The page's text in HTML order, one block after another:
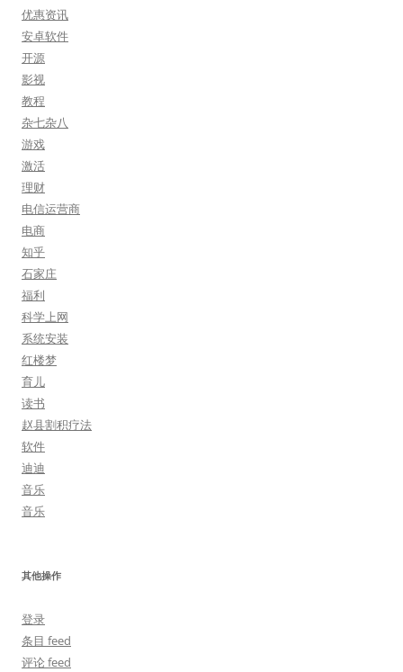
优惠资讯
安卓软件
开源
影视
教程
杂七杂八
游戏
激活
理财
电信运营商
电商
知乎
石家庄
福利
科学上网
系统安装
红楼梦
育儿
读书
赵县割积疗法
软件
迪迪
音乐
音乐
其他操作
登录
条目 feed
评论 feed